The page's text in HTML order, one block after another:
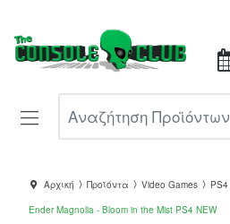
Αρχική Προϊόντα Video Games
PS4
Ender Magnolia - Bloom in the Mist PS4 NEW